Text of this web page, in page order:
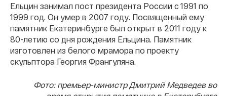
Ельцин занимал пост президента России с 1991 по
1999 год. Он умер в 2007 году. Посвященный ему
памятник Екатеринбурге был открыт в 2011 году к
80-летию со дня рождения Ельцина. Памятник
изготовлен из белого мрамора по проекту
скульптора Георгия Франгуляна.
Фото: премьер-министр Дмитрий Медведев во